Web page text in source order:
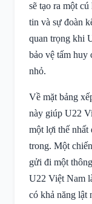
sẽ tạo ra một
tin và sự đoàn
quan trọng khi
bảo vệ tấm huy
nhỏ.
Về mặt bảng
này giúp U22
một lợi thế nhất
trong. Một
gửi đi một
U22 Việt Nam
có khả năng lật